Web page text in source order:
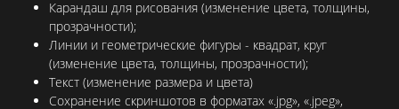
Карандаш для рисования (изменение цвета, толщины,
прозрачности);
Линии и геометрические фигуры - квадрат, круг
(изменение цвета, толщины, прозрачности);
Текст (изменение размера и цвета)
Сохранение скриншотов в форматах «.jpg», «.jpeg»,